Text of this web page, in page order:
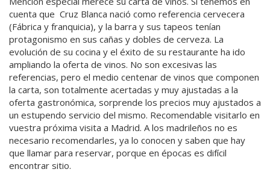
cuenta que Cruz Blanca nació como referencia cervecera
(Fábrica y franquicia), y la barra y sus tapeos tenían
protagonismo en sus cañas y dobles de cerveza. La
evolución de su cocina y el éxito de su restaurante ha ido
ampliando la oferta de vinos. No son excesivas las
referencias, pero el medio centenar de vinos que componen
la carta, son totalmente acertadas y muy ajustadas a la
oferta gastronómica, sorprende los precios muy ajustados a
un estupendo servicio del mismo. Recomendable visitarlo en
vuestra próxima visita a Madrid. A los madrileños no es
necesario recomendarles, ya lo conocen y saben que hay
que llamar para reservar, porque en épocas es difícil
encontrar sitio.